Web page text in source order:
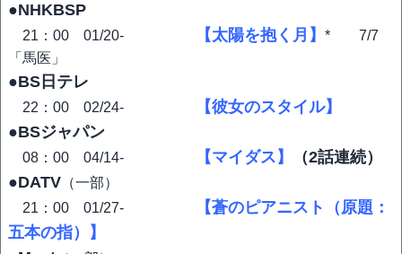
●NHKBSP
21：00 01/20- 【太陽を抱く月】 * 7/7
「馬医」
●BS日テレ
22：00 02/24-
【彼女のスタイル】
●BSジャパン
08：00 04/14- 【マイダス】
（2話連続）
●DATV （一部）
21：00 01/27-
【蒼のピアニスト（原題：
五本の指）】